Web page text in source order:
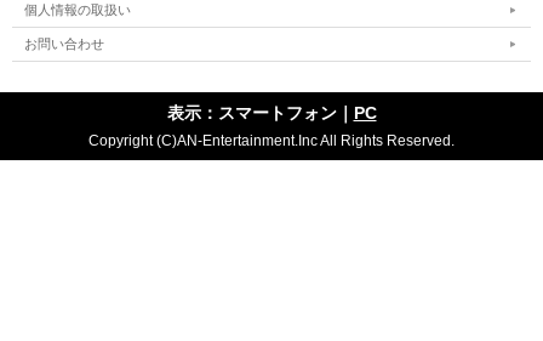
個人情報の取扱い
お問い合わせ
表示：スマートフォン｜ PC
Copyright (C)AN-Entertainment.Inc All Rights Reserved.